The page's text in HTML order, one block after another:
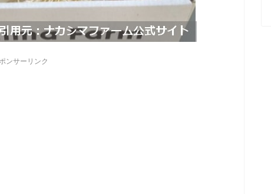
ンサーリンク